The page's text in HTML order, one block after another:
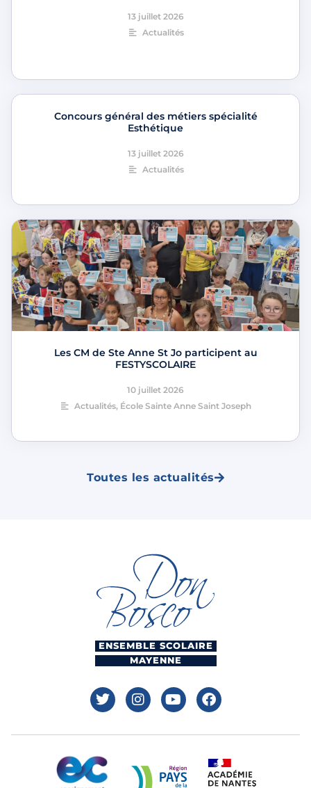
13 juillet 2026
Actualités
Concours général des métiers spécialité
Esthétique
13 juillet 2026
Actualités
Les CM de Ste Anne St Jo participent au
FESTYSCOLAIRE
10 juillet 2026
Actualités, École Sainte Anne Saint Joseph
Toutes les actualités
ENSEMBLE SCOLAIRE
MAYENNE